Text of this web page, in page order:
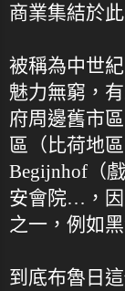
商業集結於
被稱為中世
魅力無窮，
府周邊舊市
區（比荷地
Begijnhof（
安會院…，因
之一，例如
到底布魯日